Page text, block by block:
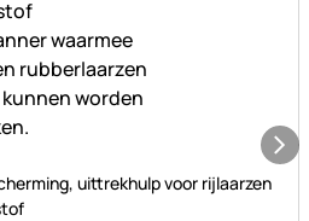
geplaatst
uittrekhulp voor rijlaarzen